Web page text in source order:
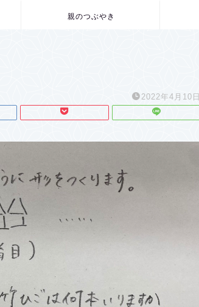
親のつぶやき
2022年4月10日